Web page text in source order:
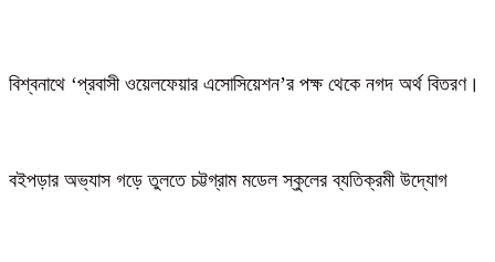
বিশ্বনাথে ‘প্রবাসী ওয়েলফেয়ার এসোসিয়েশন’র পক্ষ থেকে নগদ অর্থ বিতরণ।
বইপড়ার অভ্যাস গড়ে তুলতে চট্টগ্রাম মডেল স্কুলের ব্যতিক্রমী উদ্যোগ